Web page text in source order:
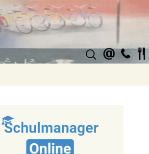
Suchen
nach: